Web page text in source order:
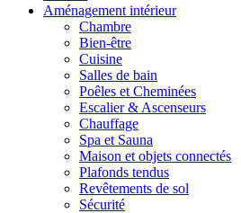
Aménagement intérieur
Chambre
Bien-être
Cuisine
Salles de bain
Poêles et Cheminées
Escalier & Ascenseurs
Chauffage
Spa et Sauna
Maison et objets connectés
Plafonds tendus
Revêtements de sol
Sécurité